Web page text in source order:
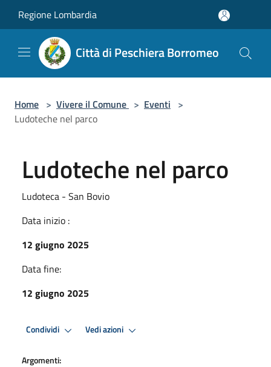
Regione Lombardia
Città di Peschiera Borromeo
Home > Vivere il Comune > Eventi >
Ludoteche nel parco
Ludoteche nel parco
Ludoteca - San Bovio
Data inizio :
12 giugno 2025
Data fine:
12 giugno 2025
Condividi Vedi azioni
Argomenti: